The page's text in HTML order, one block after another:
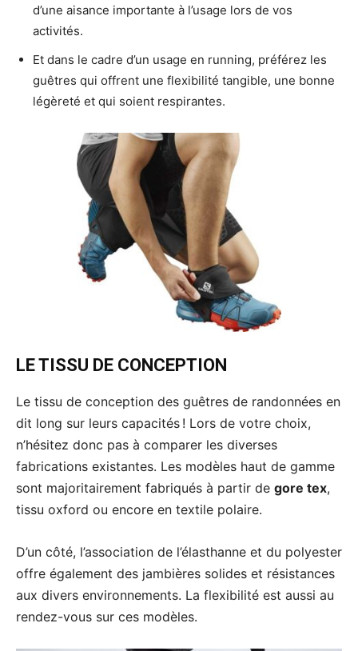
d’une aisance importante à l’usage lors de vos
activités.
Et dans le cadre d’un usage en running, préférez les
guêtres qui offrent une flexibilité tangible, une bonne
légèreté et qui soient respirantes.
LE TISSU DE CONCEPTION
Le tissu de conception des guêtres de randonnées en
dit long sur leurs capacités ! Lors de votre choix,
n’hésitez donc pas à comparer les diverses
fabrications existantes. Les modèles haut de gamme
sont majoritairement fabriqués à partir de gore tex,
tissu oxford ou encore en textile polaire.
D’un côté, l’association de l’élasthanne et du polyester
offre également des jambières solides et résistances
aux divers environnements. La flexibilité est aussi au
rendez-vous sur ces modèles.